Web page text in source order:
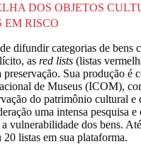
DOS OBJETOS
EM RISCO
difundir categorias de bens
as red lists (listas
preservação. Sua produção é
de Museus (ICOM),
do patrimônio cultural e
uma intensa pesquisa e
a vulnerabilidade dos bens.
listas em sua plataforma.